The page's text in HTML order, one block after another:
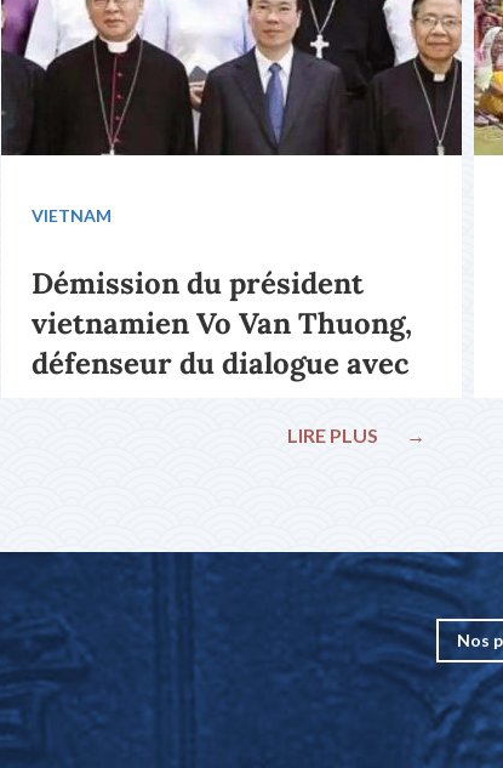
VIETNAM
Démission du président
vietnamien Vo Van Thuong,
défenseur du dialogue avec
LIRE PLUS →
Nos